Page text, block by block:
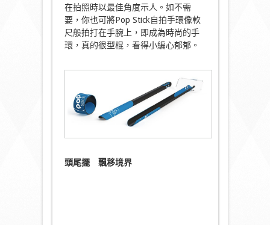
在拍照時以最佳角度示人。如不需
要，你也可將Pop Stick自拍手環像軟
尺般拍打在手腕上，即成為時尚的手
環，真的很型棍，看得小編心郁郁。
頭尾擺 飄移境界